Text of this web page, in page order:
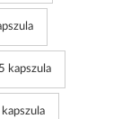
kapszula